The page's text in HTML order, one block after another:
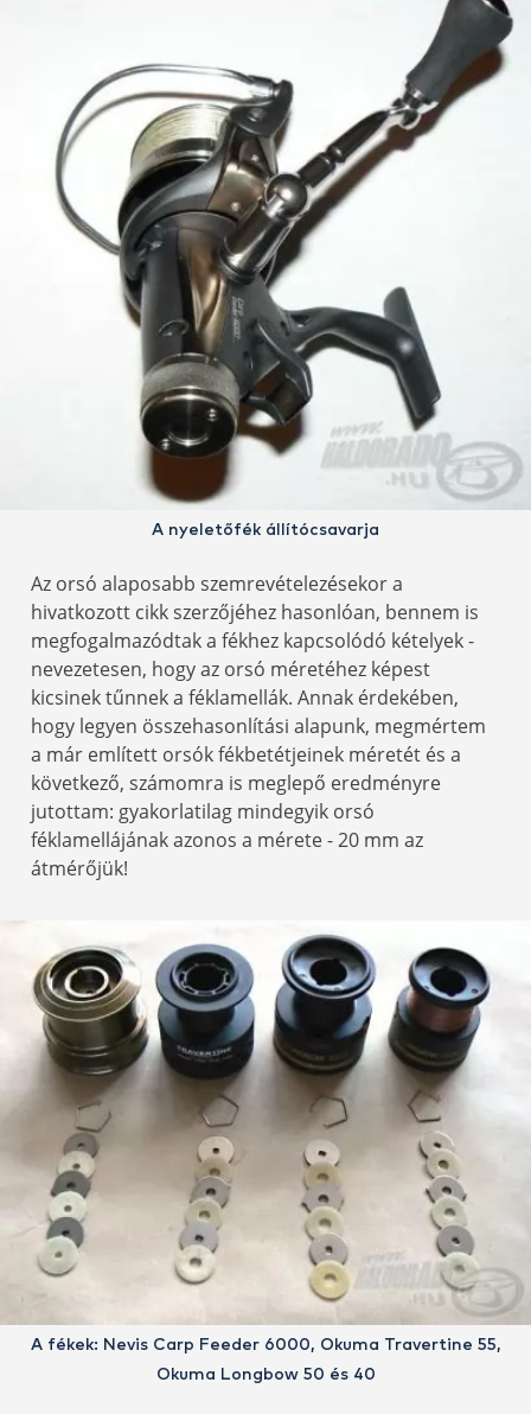
A nyeletőfék állítócsavarja
Az orsó alaposabb szemrevételezésekor a
hivatkozott cikk szerzőjéhez hasonlóan, bennem is
megfogalmazódtak a fékhez kapcsolódó kételyek -
nevezetesen, hogy az orsó méretéhez képest
kicsinek tűnnek a féklamellák. Annak érdekében,
hogy legyen összehasonlítási alapunk, megmértem
a már említett orsók fékbetétjeinek méretét és a
következő, számomra is meglepő eredményre
jutottam: gyakorlatilag mindegyik orsó
féklamellájának azonos a mérete - 20 mm az
átmérőjük!
A fékek: Nevis Carp Feeder 6000, Okuma Travertine 55,
Okuma Longbow 50 és 40